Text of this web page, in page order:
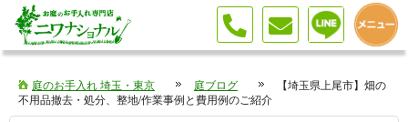
庭のお手入れ 埼玉・東京 庭ブログ
【埼玉県上尾市】畑の
不用品撤去・処分、整地/作業事例と費用例のご紹介